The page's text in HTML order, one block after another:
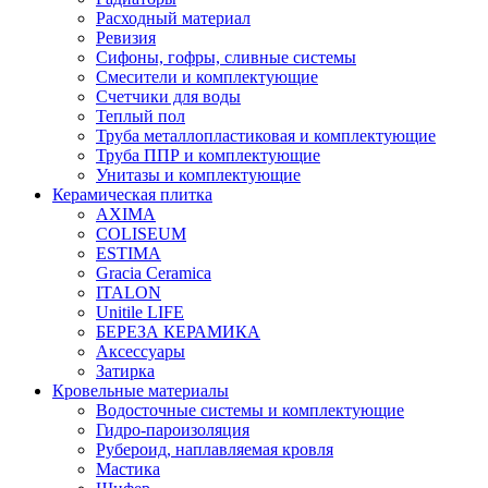
Расходный материал
Ревизия
Сифоны, гофры, сливные системы
Смесители и комплектующие
Счетчики для воды
Теплый пол
Труба металлопластиковая и комплектующие
Труба ППР и комплектующие
Унитазы и комплектующие
Керамическая плитка
AXIMA
COLISEUM
ESTIMA
Gracia Ceramica
ITALON
Unitile LIFE
БЕРЕЗА КЕРАМИКА
Аксессуары
Затирка
Кровельные материалы
Водосточные системы и комплектующие
Гидро-пароизоляция
Рубероид, наплавляемая кровля
Мастика